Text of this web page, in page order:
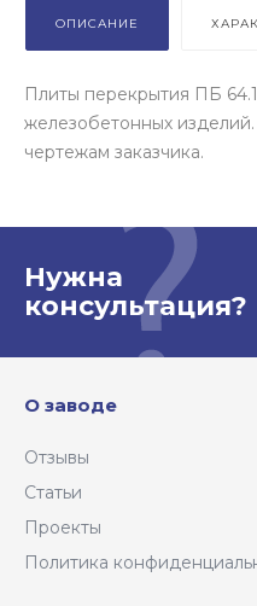
ОПИСАНИЕ
Плиты перекрытия ПБ
железобетонных
чертежам заказчика.
Нужна
консультация?
О заводе
Отзывы
Статьи
Проекты
Политика